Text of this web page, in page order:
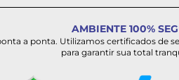
AMBIENTE 100%
a ponta. Utilizamos certificados de
para garantir sua total